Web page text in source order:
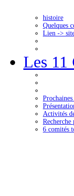
histoire
Quelques
Lien ->
Les 11
Prochaines
Activités
Recherche
6 comités